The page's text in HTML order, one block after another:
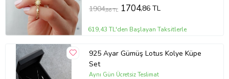
1904,86 TL 1704,86 TL
619,43 TL'den Başlayan Taksitlerle
925 Ayar Gümüş Lotus Kolye Küpe
Set
Aynı Gün Ücretsiz Teslimat